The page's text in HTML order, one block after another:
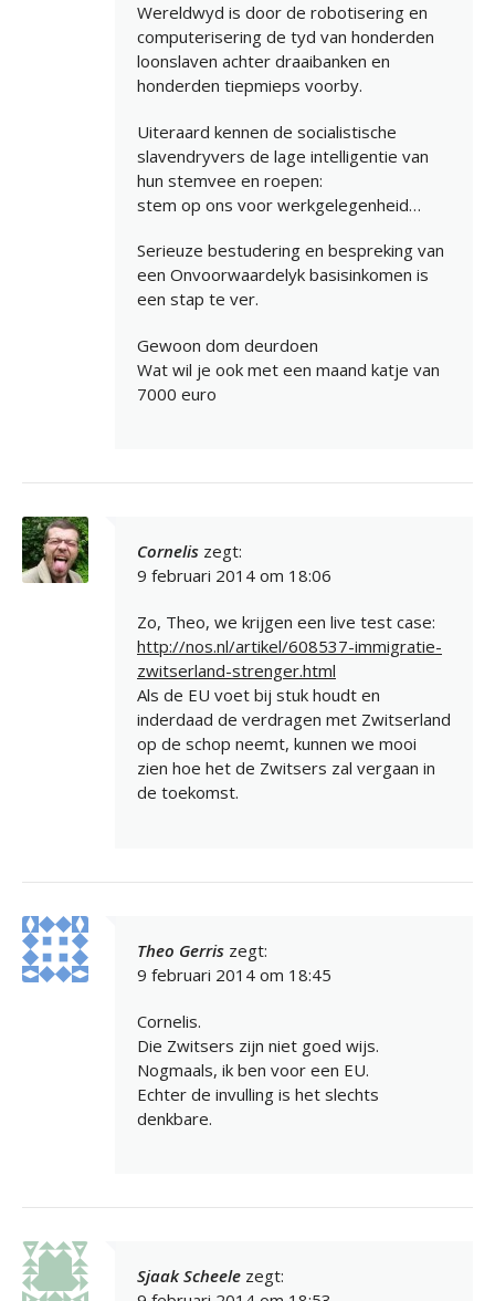
Wereldwyd is door de robotisering en
computerisering de tyd van honderden
loonslaven achter draaibanken en
honderden tiepmieps voorby.
Uiteraard kennen de socialistische
slavendryvers de lage intelligentie van
hun stemvee en roepen:
stem op ons voor werkgelegenheid…
Serieuze bestudering en bespreking van
een Onvoorwaardelyk basisinkomen is
een stap te ver.
Gewoon dom deurdoen
Wat wil je ook met een maand katje van
7000 euro
Cornelis zegt:
9 februari 2014 om 18:06
Zo, Theo, we krijgen een live test case:
http://nos.nl/artikel/608537-immigratie-
zwitserland-strenger.html
Als de EU voet bij stuk houdt en
inderdaad de verdragen met Zwitserland
op de schop neemt, kunnen we mooi
zien hoe het de Zwitsers zal vergaan in
de toekomst.
Theo Gerris zegt:
9 februari 2014 om 18:45
Cornelis.
Die Zwitsers zijn niet goed wijs.
Nogmaals, ik ben voor een EU.
Echter de invulling is het slechts
denkbare.
Sjaak Scheele zegt: